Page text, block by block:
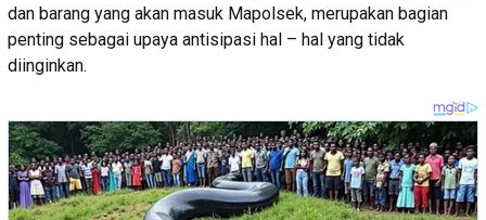
dan barang yang akan masuk Mapolsek, merupakan bagian
penting sebagai upaya antisipasi hal – hal yang tidak
diinginkan.